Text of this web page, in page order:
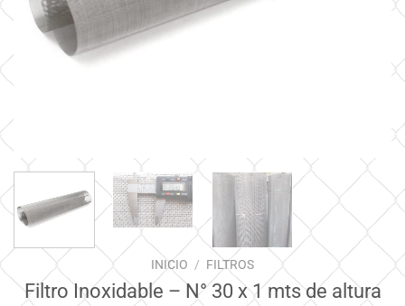
INICIO / FILTROS
Filtro Inoxidable – N° 30 x 1 mts de altura